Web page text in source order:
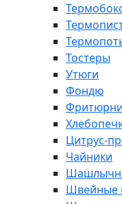
Тостеры
Утюги
Фондю
Цитрус-
Чайники
Швейные